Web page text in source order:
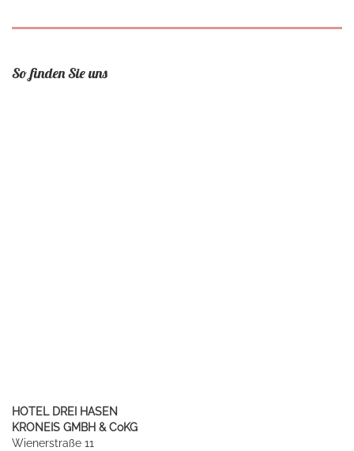
So finden Sie uns
HOTEL DREI HASEN
KRONEIS GMBH & CoKG
Wienerstraße 11